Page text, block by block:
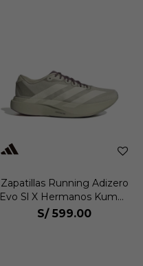
Zapatillas Running Adizero
Evo Sl X Hermanos Kumori
Hombre
S/ 599.00